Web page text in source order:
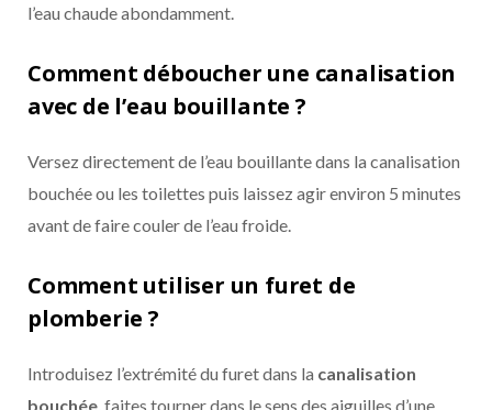
l’eau chaude abondamment.
Comment déboucher une canalisation
avec de l’eau bouillante ?
Versez directement de l’eau bouillante dans la canalisation
bouchée ou les toilettes puis laissez agir environ 5 minutes
avant de faire couler de l’eau froide.
Comment utiliser un furet de
plomberie ?
Introduisez l’extrémité du furet dans la canalisation
bouchée , faites tourner dans le sens des aiguilles d’une